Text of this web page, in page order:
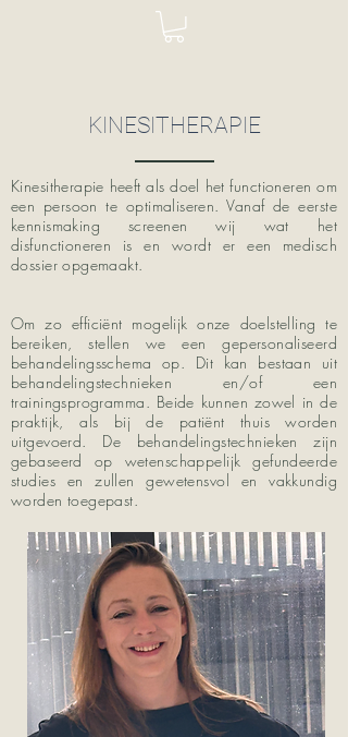
KINESITHERAPIE
Kinesitherapie heeft als doel het functioneren om
een persoon te optimaliseren. Vanaf de eerste
kennismaking screenen wij wat het
disfunctioneren is en wordt er een medisch
dossier opgemaakt.
Om zo efficiënt mogelijk onze doelstelling te
bereiken, stellen we een gepersonaliseerd
behandelingsschema op. Dit kan bestaan uit
behandelingstechnieken en/of een
trainingsprogramma. Beide kunnen zowel in de
praktijk, als bij de patiënt thuis worden
uitgevoerd. De behandelingstechnieken zijn
gebaseerd op wetenschappelijk gefundeerde
studies en zullen gewetensvol en vakkundig
worden toegepast.